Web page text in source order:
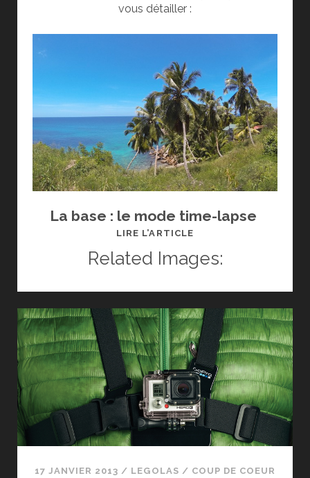
vous détailler :
La base : le mode time-lapse
LIRE L’ARTICLERÉUSSIR
PHOTOS
AVEC
LA
GOPRO
:
LES
CONSEILS
ET
ASTUCES
Related Images:
17 JANVIER 2013 / LEGOLAS / COUP DE COEUR